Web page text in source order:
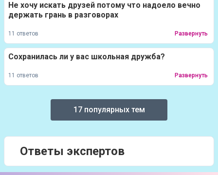
Не хочу искать друзей потому что надоело вечно
держать грань в разговорах
11 ответов Развернуть
Сохранилась ли у вас школьная дружба?
11 ответов Развернуть
17 популярных тем
Ответы экспертов